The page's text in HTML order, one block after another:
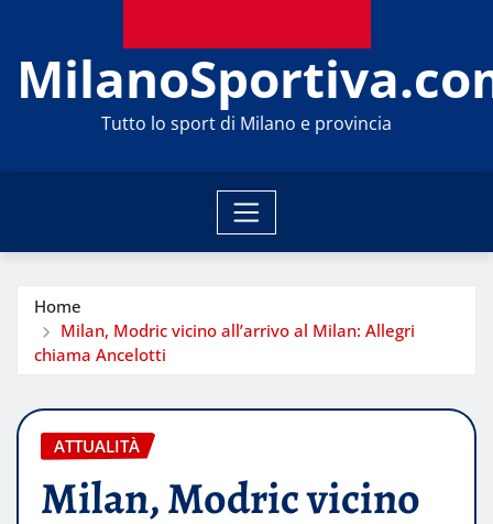
Tutto lo sport di Milano e provincia
Home
Milan, Modric vicino all’arrivo al Milan: Allegri
chiama Ancelotti
ATTUALITÀ
Milan, Modric vicino